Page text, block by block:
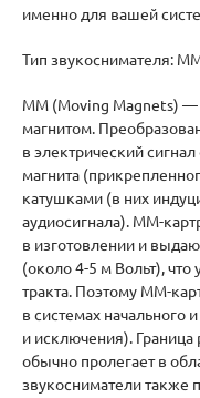
именно для вашей
Тип звукоснимателя:
ММ (Moving Magnets) —
магнитом.
в электрический
магнита
катушками (в них
аудиосигнала). ММ-
в изготовлении и
(около 4-5 м Вольт),
тракта. Поэтому ММ-
в системах начального
и исключения). Граница
обычно пролегает в
звукосниматели также